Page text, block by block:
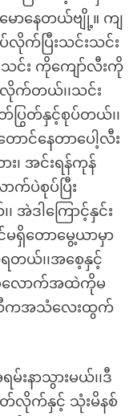
ာနေတယ်ဗျို့။ ကျ
လိုက်ပြီးသင်းသင်း
း ကိုကျော်လီးကို
လိုက်တယ်၊၊သင်း
ပြွတ်နှင့်စုပ်တယ်၊၊
ာင်နေတာပေါ့လီး
း၊ အင်းရန်ကုန်
က်ပဲစုပ်ပြီး
ဒါကြောင့်နှင်း
ရှိတောမွေ့ယာမှာ
တယ်၊၊အစေ့နှင့်
စ်လောက်အထဲကိုမ
ကအသံလေးထွက်
းနာသွားမယ်၊၊ဒီ
လိုက်နှင့် သုံးမိနစ်